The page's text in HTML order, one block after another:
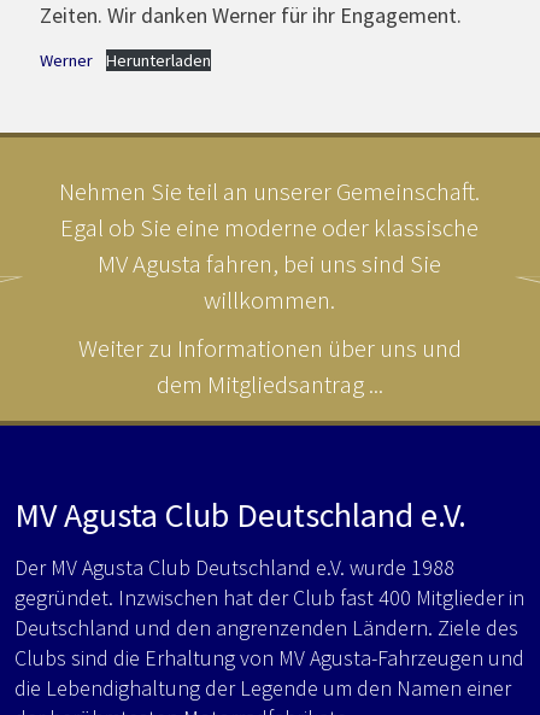
Zeiten. Wir danken Werner für ihr Engagement.
Werner Herunterladen
Nehmen Sie teil an unserer Gemeinschaft.
Egal ob Sie eine moderne oder klassische
MV Agusta fahren, bei uns sind Sie
willkommen.
Weiter zu Informationen über uns und
dem Mitgliedsantrag ...
MV Agusta Club Deutschland e.V.
Der MV Agusta Club Deutschland e.V. wurde 1988
gegründet. Inzwischen hat der Club fast 400 Mitglieder in
Deutschland und den angrenzenden Ländern. Ziele des
Clubs sind die Erhaltung von MV Agusta-Fahrzeugen und
die Lebendighaltung der Legende um den Namen einer